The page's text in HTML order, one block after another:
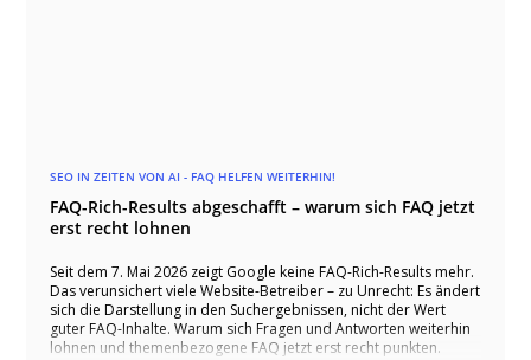
SEO IN ZEITEN VON AI - FAQ HELFEN WEITERHIN!
FAQ-Rich-Results abgeschafft – warum sich FAQ jetzt
erst recht lohnen
Seit dem 7. Mai 2026 zeigt Google keine FAQ-Rich-Results mehr.
Das verunsichert viele Website-Betreiber – zu Unrecht: Es ändert
sich die Darstellung in den Suchergebnissen, nicht der Wert
guter FAQ-Inhalte. Warum sich Fragen und Antworten weiterhin
lohnen und themenbezogene FAQ jetzt erst recht punkten.